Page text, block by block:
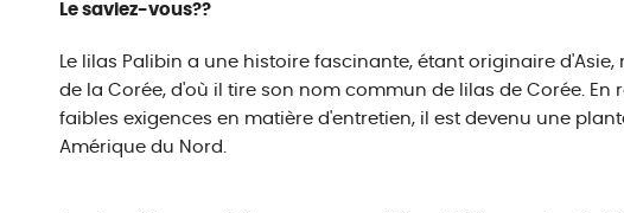
Le saviez-vous??
Le lilas Palibin a une histoire fascinante, étant originaire
de la Corée, d'où il tire son nom commun de lilas de Corée. En
faibles exigences en matière d'entretien, il est devenu une
Amérique du Nord.